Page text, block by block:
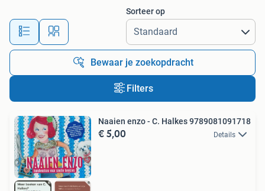
Alle afstanden…
Sorteer op
Bewaar je zoekopdracht
Filters
Naaien enzo - C. Halkes 9789081091718
€ 5,00 Details